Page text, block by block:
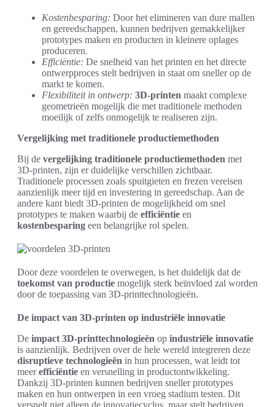
Kostenbesparing: Door het elimineren van dure mallen
en gereedschappen, kunnen bedrijven gemakkelijker
prototypes maken en producten in kleinere oplages
produceren.
Efficiëntie: De snelheid van het printen en het directe
ontwerpproces stelt bedrijven in staat om sneller op de
markt te komen.
Flexibiliteit in ontwerp: 3D-printen maakt complexe
geometrieën mogelijk die met traditionele methoden
moeilijk of zelfs onmogelijk te realiseren zijn.
Vergelijking met traditionele productiemethoden
Bij de vergelijking traditionele productiemethoden met
3D-printen, zijn er duidelijke verschillen zichtbaar.
Traditionele processen zoals spuitgieten en frezen vereisen
aanzienlijk meer tijd en investering in gereedschap. Aan de
andere kant biedt 3D-printen de mogelijkheid om snel
prototypes te maken waarbij de efficiëntie en
kostenbesparing een belangrijke rol spelen.
Door deze voordelen te overwegen, is het duidelijk dat de
toekomst van productie mogelijk sterk beïnvloed zal worden
door de toepassing van 3D-printtechnologieën.
De impact van 3D-printen op industriële innovatie
De impact 3D-printtechnologieën op industriële innovatie
is aanzienlijk. Bedrijven over de hele wereld integreren deze
disruptieve technologieën in hun processen, wat leidt tot
meerefficiëntie en versnelling in productontwikkeling.
Dankzij 3D-printen kunnen bedrijven sneller prototypes
maken en hun ontwerpen in een vroeg stadium testen. Dit
versnelt niet alleen de innovatiecyclus, maar stelt bedrijven